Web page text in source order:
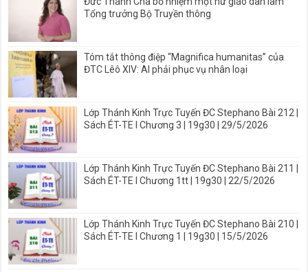
Tổng trưởng Bộ Truyền thông
Tóm tắt thông điệp “Magnifica humanitas” của
ĐTC Lêô XIV: AI phải phục vụ nhân loại
Lớp Thánh Kinh Trực Tuyến ĐC Stephano Bài 212 |
Sách ÉT-TE I Chương 3 | 19g30 | 29/5/2026
Lớp Thánh Kinh Trực Tuyến ĐC Stephano Bài 211 |
Sách ÉT-TE I Chương 1tt | 19g30 | 22/5/2026
Lớp Thánh Kinh Trực Tuyến ĐC Stephano Bài 210 |
Sách ÉT-TE I Chương 1 | 19g30 | 15/5/2026